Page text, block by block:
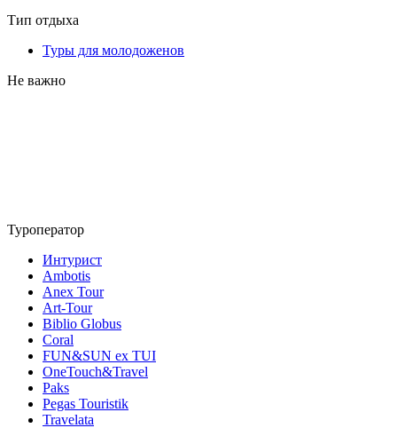
Тип отдыха
Туры для молодоженов
Не важно
Туроператор
Интурист
Ambotis
Anex Tour
Art-Tour
Biblio Globus
Coral
FUN&SUN ex TUI
OneTouch&Travel
Paks
Pegas Touristik
Travelata